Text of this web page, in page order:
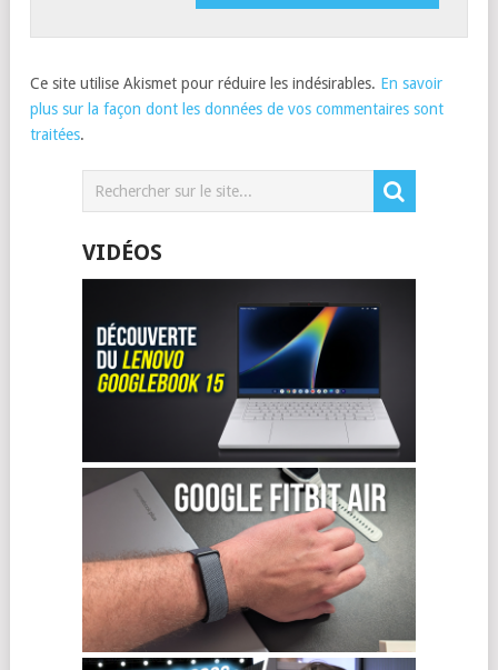
Ce site utilise Akismet pour réduire les indésirables. En savoir
plus sur la façon dont les données de vos commentaires sont
traitées.
VIDÉOS